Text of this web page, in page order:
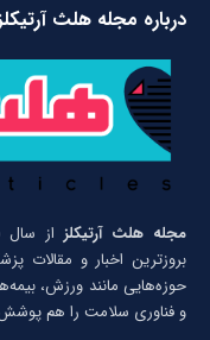
درباره مجله هلث
مجله هلث آرتیکلز
بروزترین اخبار و مقالات
حوزه‌هایی مانند ورزش،
و فناوری سلامت را هم